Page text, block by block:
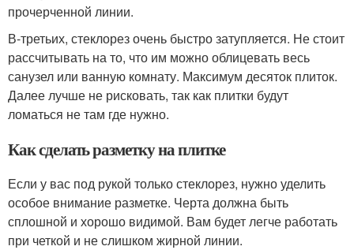
прочерченной линии.
В-третьих, стеклорез очень быстро затупляется. Не стоит
рассчитывать на то, что им можно облицевать весь
санузел или ванную комнату. Максимум десяток плиток.
Далее лучше не рисковать, так как плитки будут
ломаться не там где нужно.
Как сделать разметку на плитке
Если у вас под рукой только стеклорез, нужно уделить
особое внимание разметке. Черта должна быть
сплошной и хорошо видимой. Вам будет легче работать
при четкой и не слишком жирной линии.